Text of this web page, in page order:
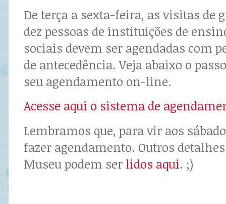
De terça a sexta-feira, as visitas de
dez pessoas de instituições de
sociais devem ser agendadas com
de antecedência. Veja abaixo o
seu agendamento on-line.
Acesse aqui o sistema de
Lembramos que, para vir aos
fazer agendamento. Outros
Museu podem ser lidos aqui. ;)